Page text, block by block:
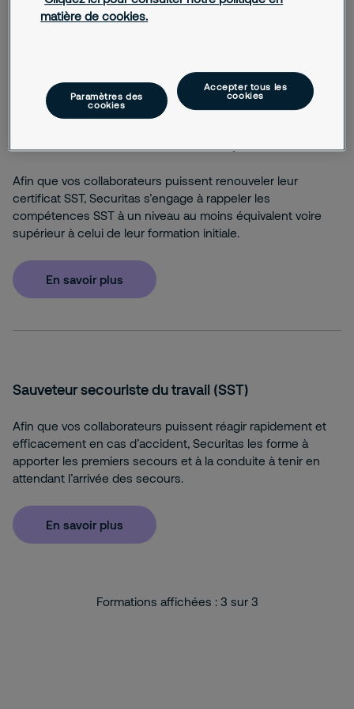
Afin que vos collaborateurs puissent renouveler leur
certificat SST, Securitas s’engage à rappeler les
compétences SST à un niveau au moins équivalent voire
supérieur à celui de leur formation initiale.
En savoir plus
Sauveteur secouriste du travail (SST)
Afin que vos collaborateurs puissent réagir rapidement et
efficacement en cas d’accident, Securitas les forme à
apporter les premiers secours et à la conduite à tenir en
attendant l’arrivée des secours.
En savoir plus
Formations affichées : 3 sur 3
matière de cookies.
Paramètres des
cookies
Accepter tous les
cookies